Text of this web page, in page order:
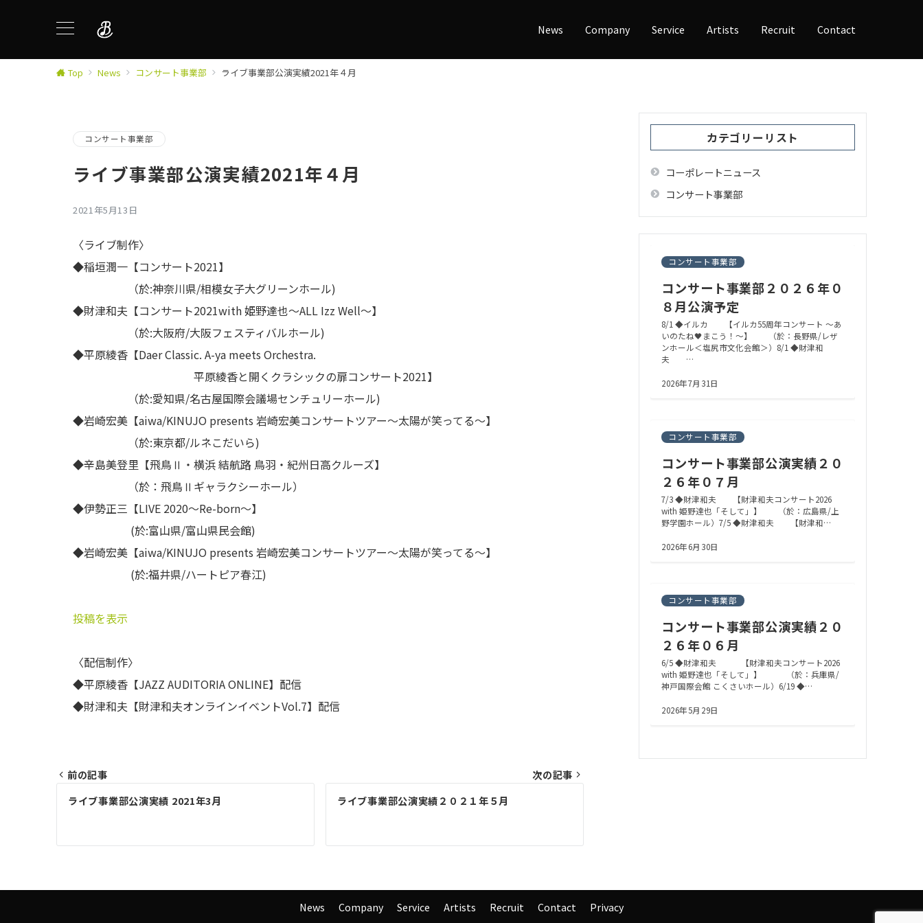
News Company Service Artists Recruit Contact
Top News コンサート事業部 ライブ事業部公演実績2021年４月
コンサート事業部
ライブ事業部公演実績2021年４月
2021年5月13日
〈ライブ制作〉
◆稲垣潤一【コンサート2021】
（於:神奈川県/相模女子大グリーンホール)
◆財津和夫【コンサート2021with 姫野達也～ALL Izz Well～】
（於:大阪府/大阪フェスティバルホール)
◆平原綾香【Daer Classic. A-ya meets Orchestra.
平原綾香と開くクラシックの扉コンサート2021】
（於:愛知県/名古屋国際会議場センチュリーホール)
◆岩崎宏美【aiwa/KINUJO presents 岩崎宏美コンサートツアー～太陽が笑ってる～】
（於:東京都/ルネこだいら)
◆辛島美登里【飛鳥Ⅱ・横浜 結航路 鳥羽・紀州日高クルーズ】
（於：飛鳥Ⅱギャラクシーホール）
◆伊勢正三【LIVE 2020〜Re-born～】
(於:富山県/富山県民会館)
◆岩崎宏美【aiwa/KINUJO presents 岩崎宏美コンサートツアー～太陽が笑ってる～】
(於:福井県/ハートピア春江)
投稿を表示
〈配信制作〉
◆平原綾香【JAZZ AUDITORIA ONLINE】配信
◆財津和夫【財津和夫オンラインイベントVol.7】配信
ナ
ゲ
前の記事
ライブ事業部公演実績 2021年3月
次の記事
ライブ事業部公演実績２０２１年５月
カテゴリーリスト
コーポレートニュース
コンサート事業部
コンサート事業部
コンサート事業部２０２６年０
８月公演予定
8/1 ◆イルカ 【イルカ55周年コンサート ～あ
いのたね🖤まこう！～】 （於：長野県/レザ
ンホール＜塩尻市文化会館＞）8/1 ◆財津和
夫 …
2026年7月31日
コンサート事業部
コンサート事業部公演実績２０
２６年０７月
7/3 ◆財津和夫 【財津和夫コンサート2026
with 姫野達也「そして」】 （於：広島県/上
野学園ホール）7/5 ◆財津和夫 【財津和…
2026年6月30日
コンサート事業部
コンサート事業部公演実績２０
２６年０６月
6/5 ◆財津和夫 【財津和夫コンサート2026
with 姫野達也「そして」】 （於：兵庫県/
神戸国際会館 こくさいホール）6/19 ◆…
2026年5月29日
News Company Service Artists Recruit Contact Privacy